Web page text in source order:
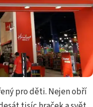
pro děti. Nejen obří